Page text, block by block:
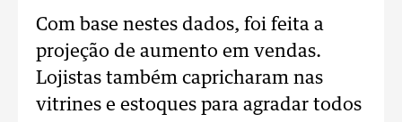
Com base nestes dados, foi feita a
projeção de aumento em vendas.
Lojistas também capricharam nas
vitrines e estoques para agradar todos